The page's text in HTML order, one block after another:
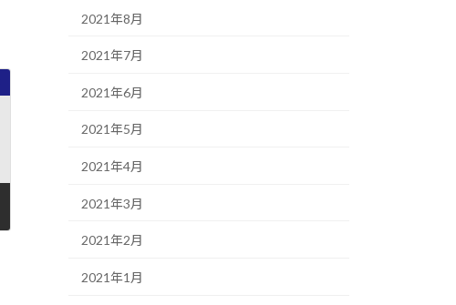
2021年8月
2021年7月
2021年6月
2021年5月
2021年4月
2021年3月
2021年2月
2021年1月